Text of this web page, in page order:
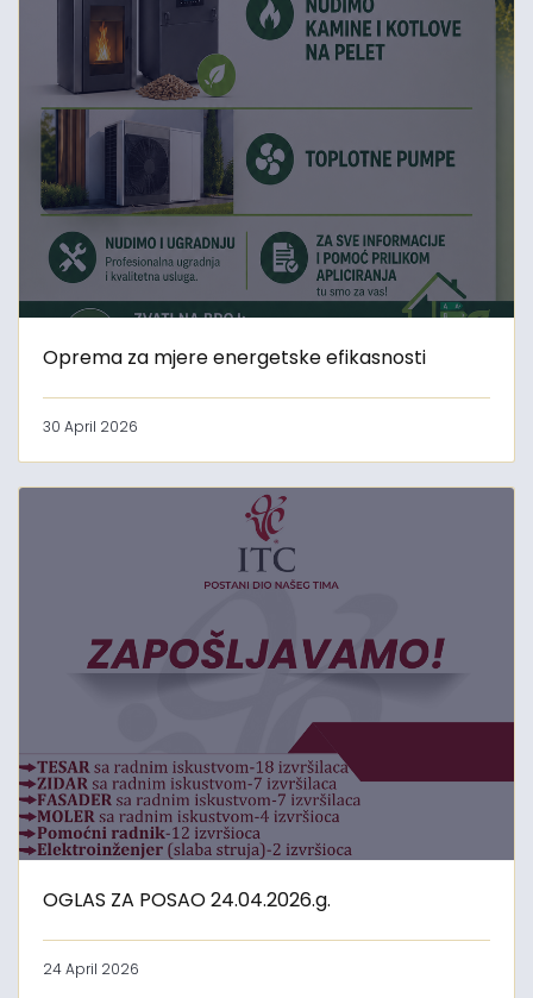
Oprema za mjere energetske efikasnosti
30 April 2026
OGLAS ZA POSAO 24.04.2026.g.
24 April 2026